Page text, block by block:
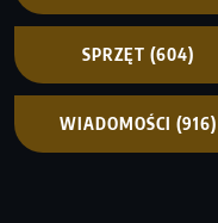
SPRZĘT (604)
WIADOMOŚCI (916)